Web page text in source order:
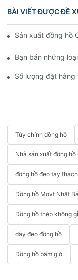
BÀI VIẾT ĐƯỢC ĐỀ
Sản xuất đồng hồ
Bạn bán những
Số lượng đặt hàng
Tùy chỉnh đồng hồ
Nhà sản xuất đồng hồ
đồng hồ đeo tay
Đồng hồ Movt Nhật
Đồng hồ thép không gỉ
dây đeo đồng hồ
Đồng hồ bấm giờ